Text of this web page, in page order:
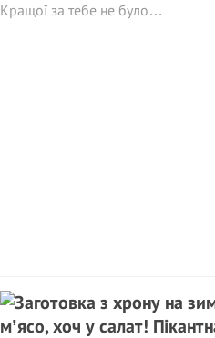
Кращої за тебе не було…